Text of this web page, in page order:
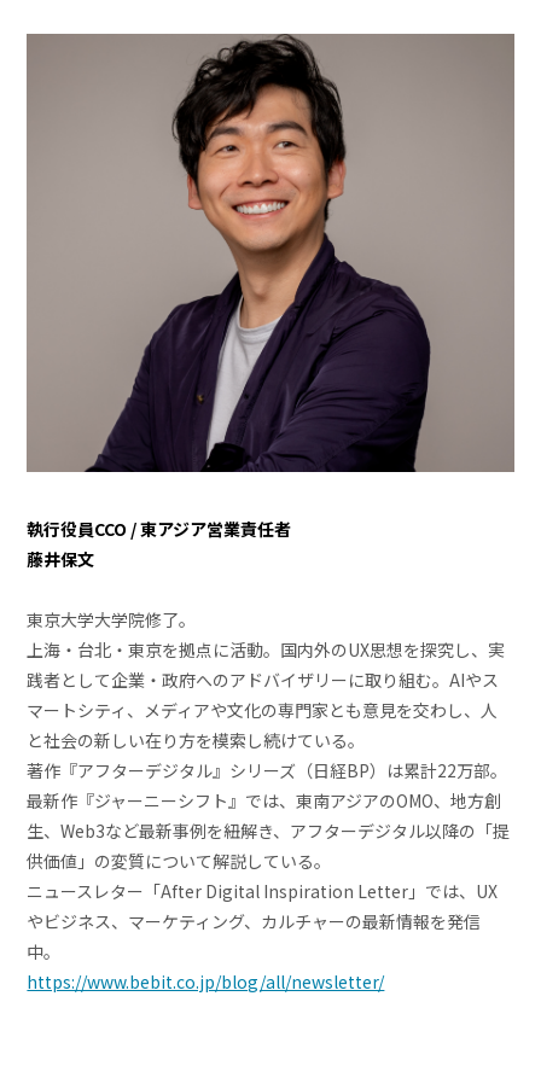
執行役員CCO / 東アジア営業責任者
藤井保文
東京大学大学院修了。
上海・台北・東京を拠点に活動。国内外のUX思想を探究し、実
践者として企業・政府へのアドバイザリーに取り組む。AIやス
マートシティ、メディアや文化の専門家とも意見を交わし、人
と社会の新しい在り方を模索し続けている。
著作『アフターデジタル』シリーズ（日経BP）は累計22万部。
最新作『ジャーニーシフト』では、東南アジアのOMO、地方創
生、Web3など最新事例を紐解き、アフターデジタル以降の「提
供価値」の変質について解説している。
ニュースレター「After Digital Inspiration Letter」では、UX
やビジネス、マーケティング、カルチャーの最新情報を発信
中。
https://www.bebit.co.jp/blog/all/newsletter/